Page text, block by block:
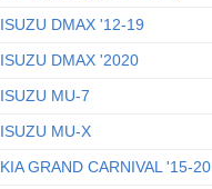
ISUZU DMAX '12-19
ISUZU DMAX '2020
ISUZU MU-7
ISUZU MU-X
KIA GRAND CARNIVAL '15-20